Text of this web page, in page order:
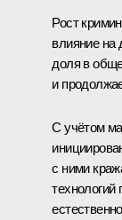
Рост
влияние на
доля в
и
С учётом
с ними
технологий